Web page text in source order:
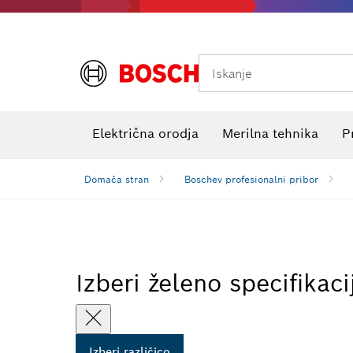
Iskanje
Električna orodja Merilna tehnika
Domača stran Boschev profesionalni pribor
Izberi želeno